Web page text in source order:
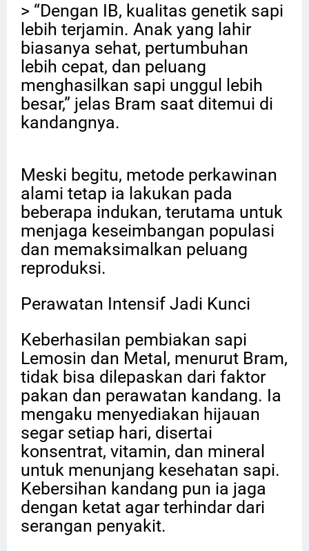
> “Dengan IB, kualitas genetik sapi
lebih terjamin. Anak yang lahir
biasanya sehat, pertumbuhan
lebih cepat, dan peluang
menghasilkan sapi unggul lebih
besar,” jelas Bram saat ditemui di
kandangnya.
Meski begitu, metode perkawinan
alami tetap ia lakukan pada
beberapa indukan, terutama untuk
menjaga keseimbangan populasi
dan memaksimalkan peluang
reproduksi.
Perawatan Intensif Jadi Kunci
Keberhasilan pembiakan sapi
Lemosin dan Metal, menurut Bram,
tidak bisa dilepaskan dari faktor
pakan dan perawatan kandang. Ia
mengaku menyediakan hijauan
segar setiap hari, disertai
konsentrat, vitamin, dan mineral
untuk menunjang kesehatan sapi.
Kebersihan kandang pun ia jaga
dengan ketat agar terhindar dari
serangan penyakit.